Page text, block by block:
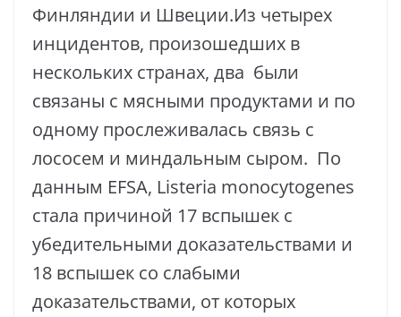
Финляндии и Швеции.Из четырех
инцидентов, произошедших в
нескольких странах, два были
связаны с мясными продуктами и по
одному прослеживалась связь с
лососем и миндальным сыром. По
данным EFSA, Listeria monocytogenes
стала причиной 17 вспышек с
убедительными доказательствами и
18 вспышек со слабыми
доказательствами, от которых